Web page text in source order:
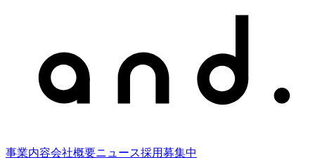
事業内容会社概要ニュース採用募集中